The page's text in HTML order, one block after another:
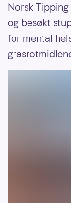
Norsk
og besøkt
for mental